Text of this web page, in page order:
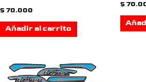
$ 70.000
Añadir al carrito
$